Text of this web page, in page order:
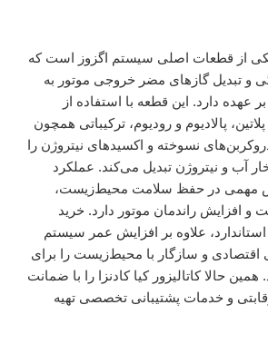
یکی از قطعات اصلی سیستم اگزوز است که
و تبدیل گازهای مضر خروجی موتور به
عهده دارد. این قطعه با استفاده از
پالادیوم و رودیوم، ترکیباتی همچون
نسوخته و اکسیدهای نیتروژن را
آب و نیتروژن تبدیل می‌کند. عملکرد
مهمی در حفظ سلامت محیط‌زیست،
راندمان موتور دارد. خرید
استاندارد، علاوه بر افزایش عمر سیستم
اقتصادی و سازگار با محیط‌زیست را برای
حالا کاتالیزور کیا کادنزا را با ضمانت
و خدمات پشتیبانی تخصصی تهیه